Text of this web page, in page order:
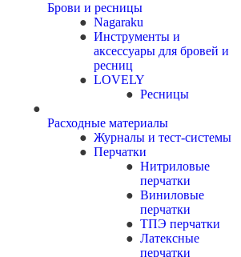
Брови и ресницы
Nagaraku
Инструменты и
аксессуары для бровей и
ресниц
LOVELY
Ресницы
Расходные материалы
Журналы и тест-системы
Перчатки
Нитриловые
перчатки
Виниловые
перчатки
ТПЭ перчатки
Латексные
перчатки